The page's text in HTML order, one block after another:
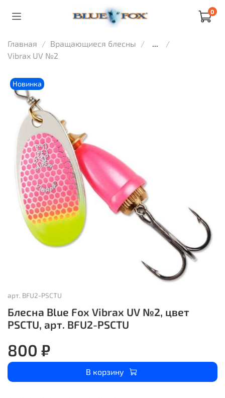
0
Главная Вращающиеся блесны
...
Vibrax UV №2
Новинка
арт. BFU2-PSCTU
Блесна Blue Fox Vibrax UV №2, цвет
PSCTU, арт. BFU2-PSCTU
800 ₽
В корзину